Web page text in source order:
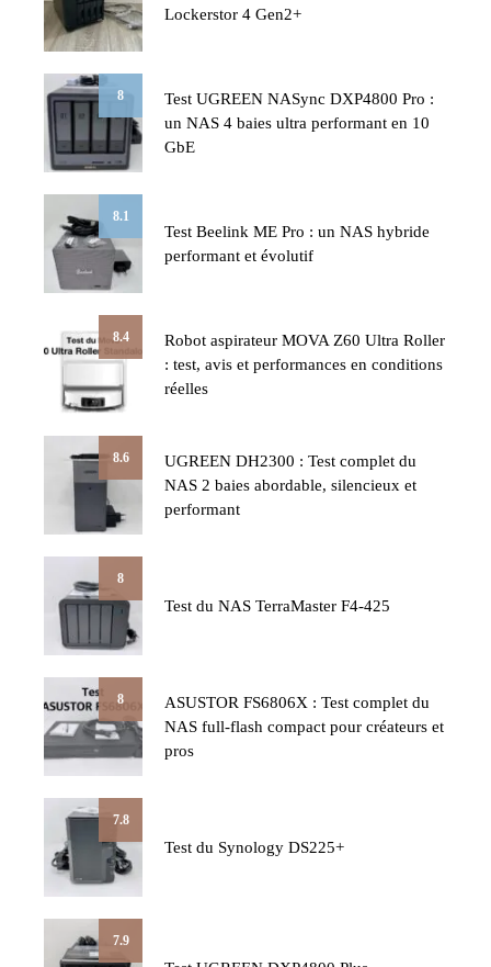
Lockerstor 4 Gen2+
8
Test UGREEN NASync DXP4800 Pro :
un NAS 4 baies ultra performant en 10
GbE
8.1
Test Beelink ME Pro : un NAS hybride
performant et évolutif
8.4
Robot aspirateur MOVA Z60 Ultra Roller
: test, avis et performances en conditions
réelles
8.6
UGREEN DH2300 : Test complet du
NAS 2 baies abordable, silencieux et
performant
8
Test du NAS TerraMaster F4-425
8
ASUSTOR FS6806X : Test complet du
NAS full-flash compact pour créateurs et
pros
7.8
Test du Synology DS225+
7.9